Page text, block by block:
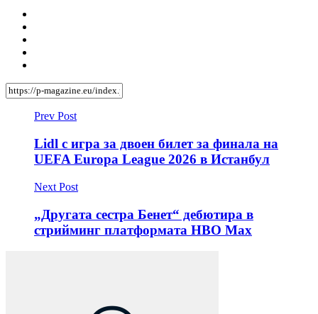
Prev Post
Lidl с игра за двоен билет за финала на
UEFA Europa League 2026 в Истанбул
Next Post
„Другата сестра Бенет“ дебютира в
стрийминг платформата HBO Max